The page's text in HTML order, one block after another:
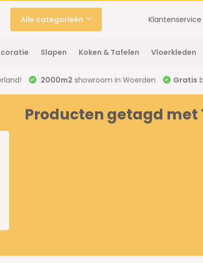
Alle categorieën Klantenservice
Slapen Koken & Tafelen Vloerkleden
2000m2 showroom in Woerden Gratis
Producten getagd